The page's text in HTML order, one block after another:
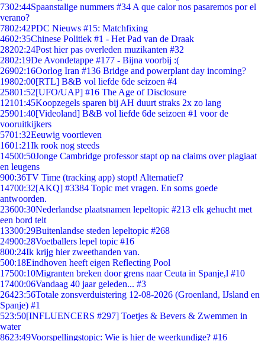
7302:44Spaanstalige nummers #34 A que calor nos pasaremos por el
verano?
7802:42PDC Nieuws #15: Matchfixing
4602:35Chinese Politiek #1 - Het Pad van de Draak
28202:24Post hier pas overleden muzikanten #32
2802:19De Avondetappe #177 - Bijna voorbij :(
26902:16Oorlog Iran #136 Bridge and powerplant day incoming?
19802:00[RTL] B&B vol liefde 6de seizoen #4
25801:52[UFO/UAP] #16 The Age of Disclosure
12101:45Koopzegels sparen bij AH duurt straks 2x zo lang
25901:40[Videoland] B&B vol liefde 6de seizoen #1 voor de
vooruitkijkers
5701:32Eeuwig voortleven
1601:21Ik rook nog steeds
14500:50Jonge Cambridge professor stapt op na claims over plagiaat
en leugens
900:36TV Time (tracking app) stopt! Alternatief?
14700:32[AKQ] #3384 Topic met vragen. En soms goede
antwoorden.
23600:30Nederlandse plaatsnamen lepeltopic #213 elk gehucht met
een bord telt
13300:29Buitenlandse steden lepeltopic #268
24900:28Voetballers lepel topic #16
800:24Ik krijg hier zweethanden van.
500:18Eindhoven heeft eigen Reflecting Pool
17500:10Migranten breken door grens naar Ceuta in Spanje,l #10
17400:06Vandaag 40 jaar geleden... #3
26423:56Totale zonsverduistering 12-08-2026 (Groenland, IJsland en
Spanje) #1
523:50[INFLUENCERS #297] Toetjes & Bevers & Zwemmen in
water
8623:49Voorspellingstopic: Wie is hier de weerkundige? #16